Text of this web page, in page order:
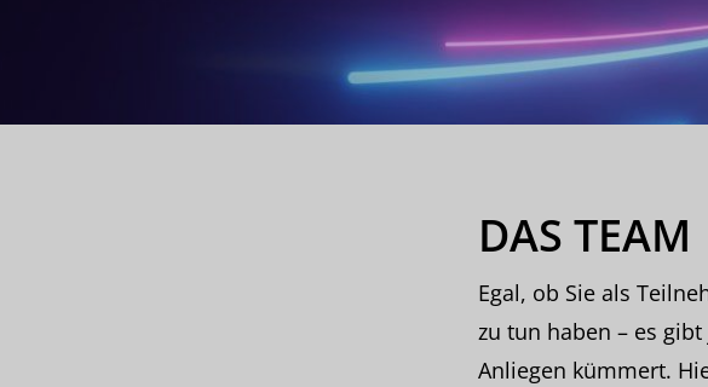
DAS TEAM
Egal, ob Sie als
zu tun haben – es
Anliegen kümmert.